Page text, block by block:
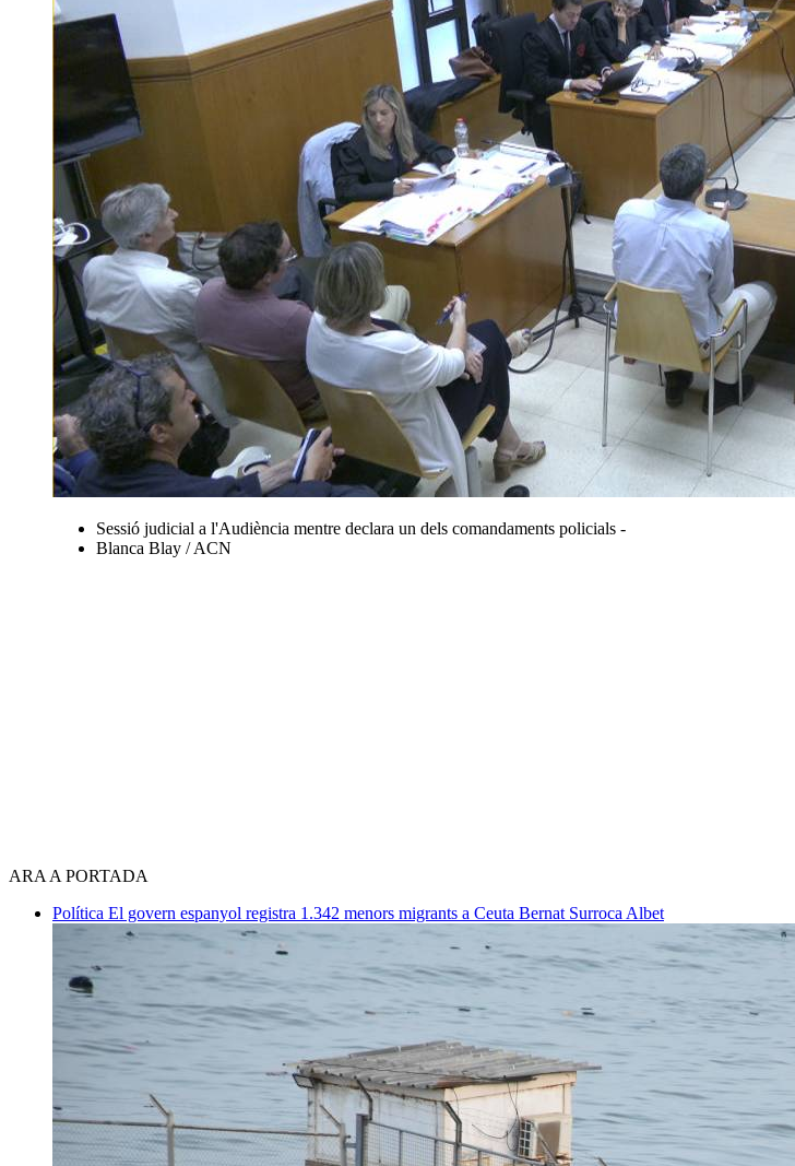
Sessió judicial a l'Audiència mentre declara un dels comandaments policials -
Blanca Blay / ACN
ARA A PORTADA
Política El govern espanyol registra 1.342 menors migrants a Ceuta Bernat Surroca Albet